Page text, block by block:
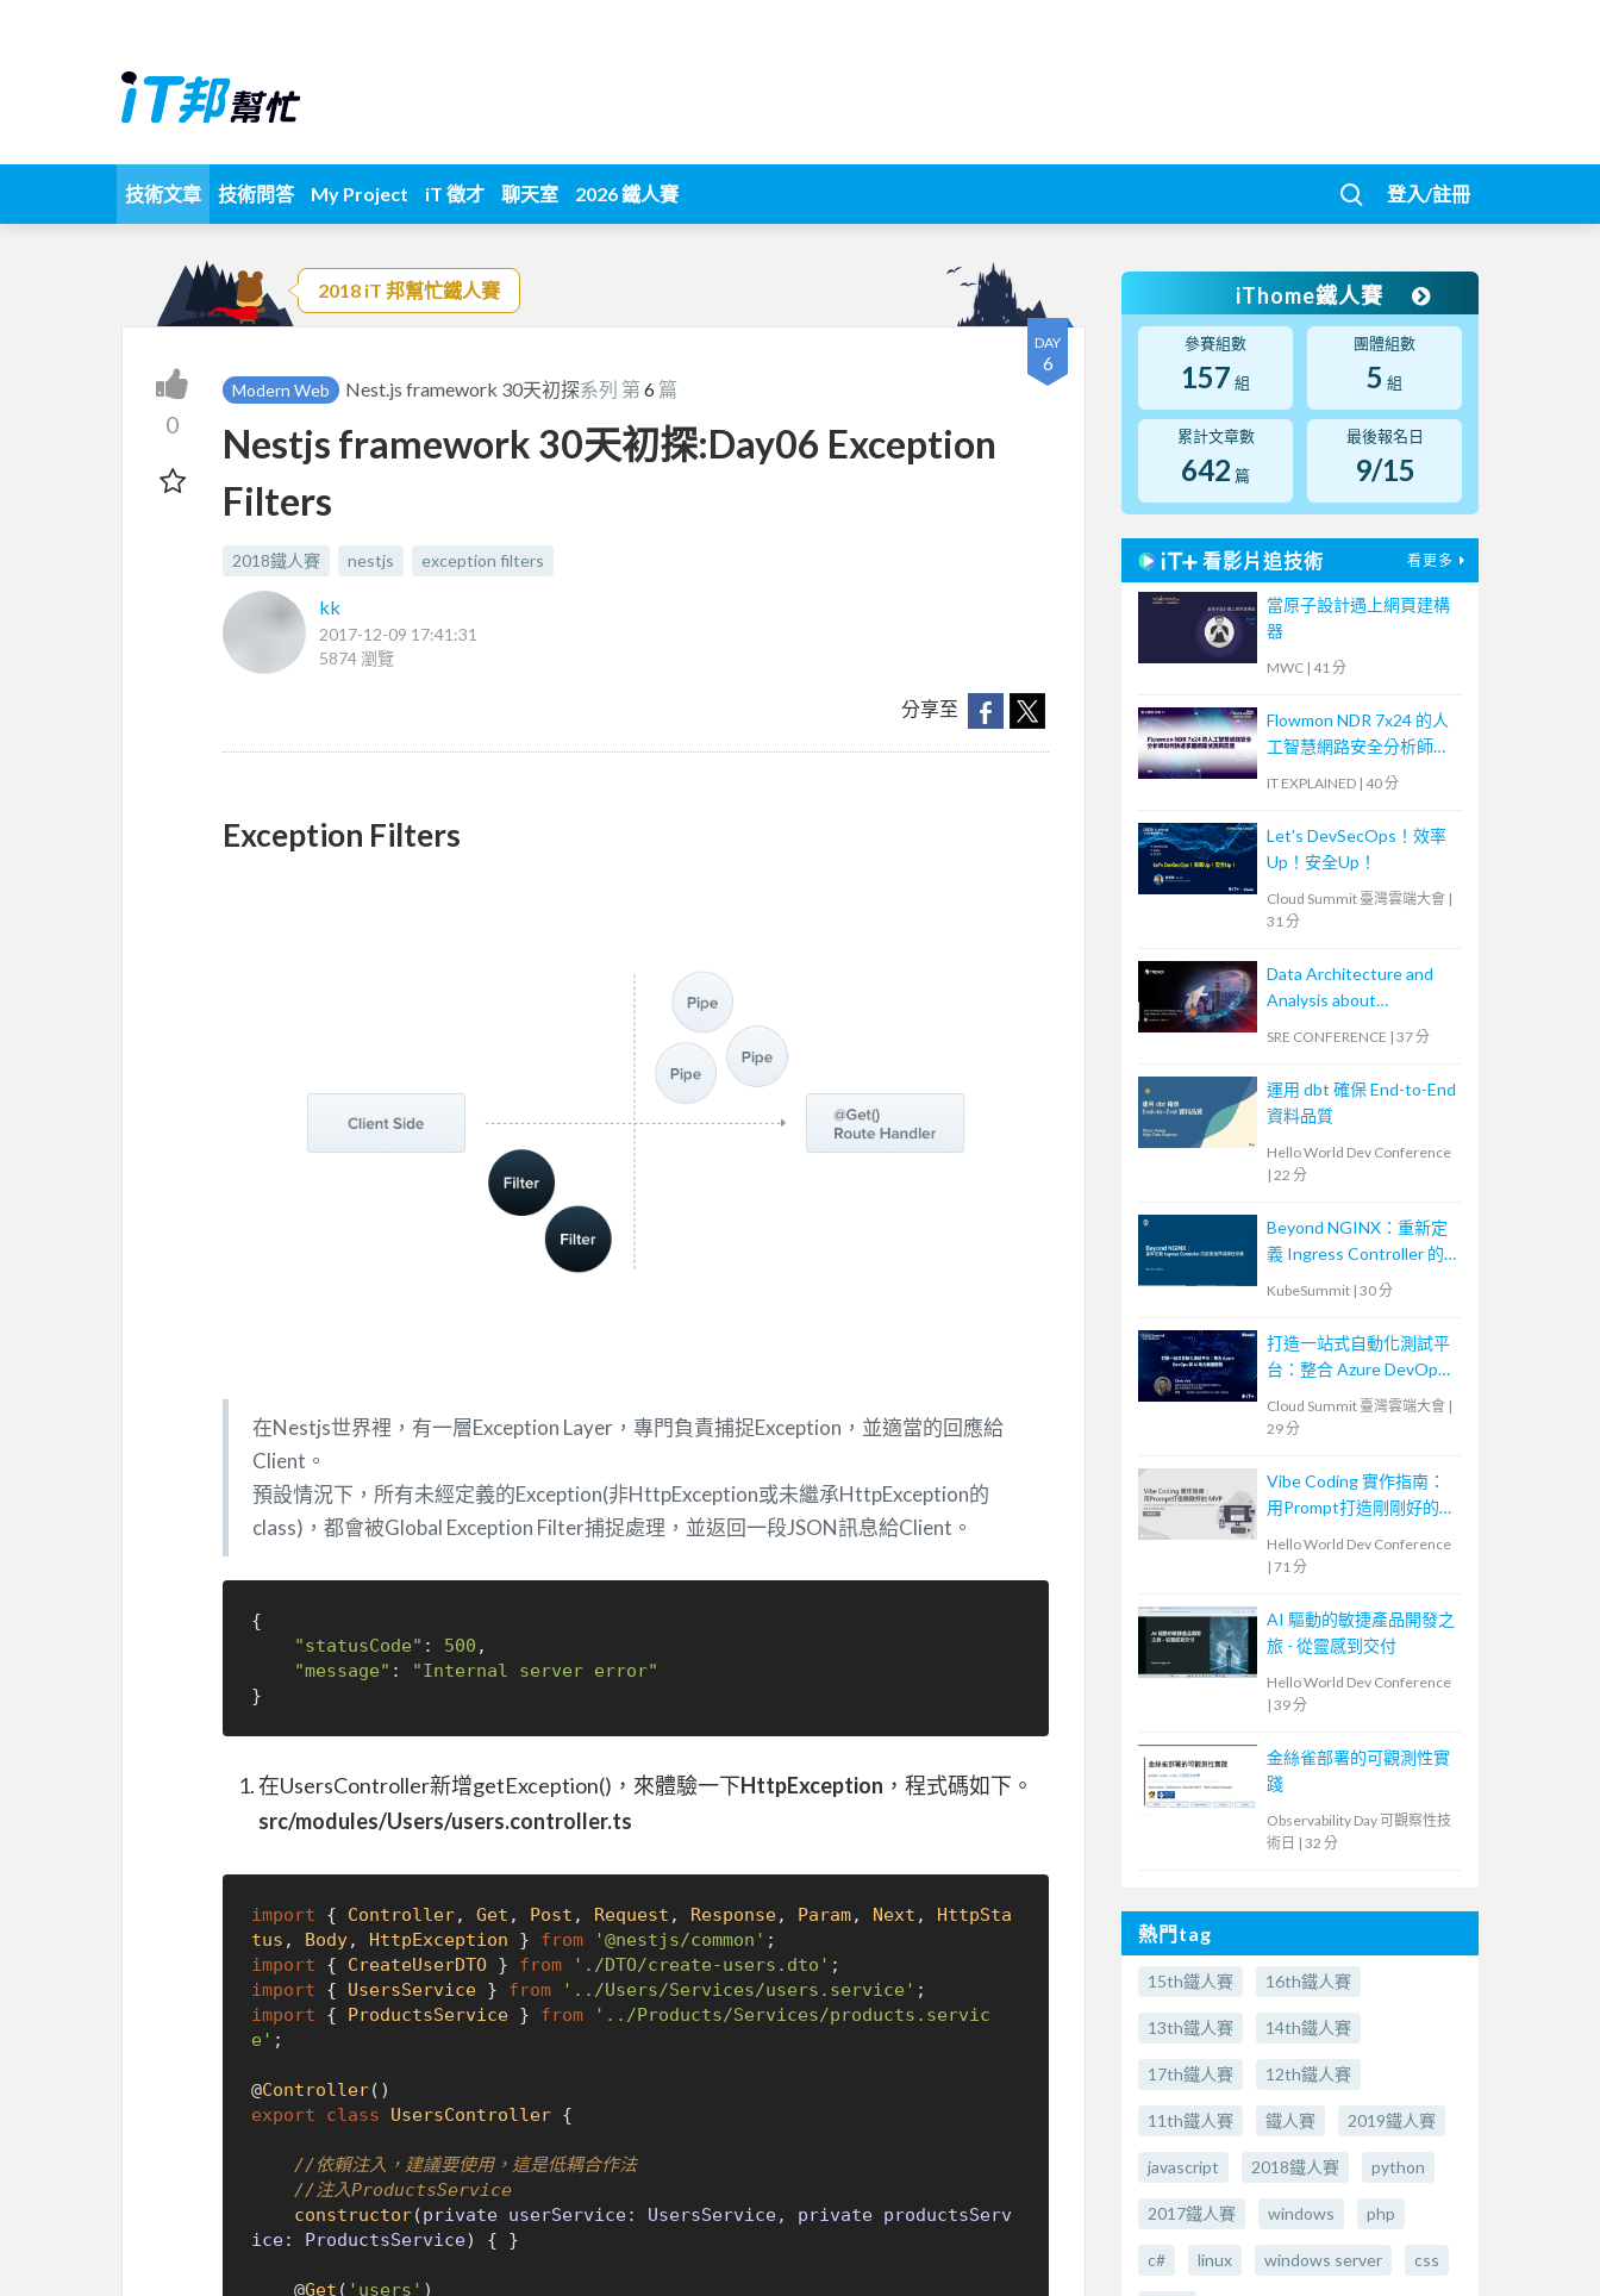
技術文章 技術問答 My Project iT 徵才 聊天室 2026 鐵人賽 登入/註冊
2018 iT 邦幫忙鐵人賽
DAY
6
0
Modern Web Nest.js framework 30天初探系列 第6 篇
Nestjs framework 30天初探:Day06 Exception
Filters
2018鐵人賽 nestjs exception filters
kk
2017-12-09 17:41:31
5874 瀏覽
分享至
Exception Filters
在Nestjs世界裡，有一層Exception Layer，專門負責捕捉Exception，並適當的回應給
Client。
預設情況下，所有未經定義的Exception(非HttpException或未繼承HttpException的
class)，都會被Global Exception Filter捕捉處理，並返回一段JSON訊息給Client。
{
"statusCode" : 500 ,
"message" :
"Internal server error"
在UsersController新增getException()，來體驗一下HttpException ，程式碼如下。
src/modules/Users/users.controller.ts
import { Controller, Get , Post , Request , Response, Param, Next , HttpSta
tus , Body, HttpException } from '@nestjs/common'
import { CreateUserDTO } from './DTO/create-users.dto'
import { UsersService } from '../Users/Services/users.service'
import { ProductsService } from
'../Products/Services/products.servic
e' ;
@Controller
export
class UsersController {
//依賴注入，建議要使用，這是低耦合作法
//注入ProductsService
constructor(private userService: UsersService, private productsServ
ice: ProductsService) { }
    @
Get ( 'users' )
iThome鐵人賽
參賽組數
157 組
團體組數
5 組
累計文章數
642 篇
最後報名日
9/15
看影片追技術 看更多
當原子設計遇上網頁建構
器
MWC | 41 分
Flowmon NDR 7x24 的人
工智慧網路安全分析師如
何快速掌握網路偵測與回
IT EXPLAINED | 40 分
Let's DevSecOps！效率
Up！安全Up！
Cloud Summit 臺灣雲端大會 |
31 分
Data Architecture and
Analysis about
SRE CONFERENCE | 37 分
運用 dbt 確保 End-to-End
資料品質
Hello World Dev Conference
| 22 分
Beyond NGINX：重新定
義 Ingress Controller 的
部署邊界與彈性架構
KubeSummit | 30 分
打造一站式自動化測試平
台：整合 Azure DevOps
與 AI 助力敏捷開發
Cloud Summit 臺灣雲端大會 |
29 分
Vibe Coding 實作指南：
用Prompt打造剛剛好的
Hello World Dev Conference
| 71 分
AI 驅動的敏捷產品開發之
旅 - 從靈感到交付
Hello World Dev Conference
| 39 分
金絲雀部署的可觀測性實
踐
Observability Day 可觀察性技
術日 | 32 分
熱門tag
15th鐵人賽 16th鐵人賽
13th鐵人賽 14th鐵人賽
17th鐵人賽 12th鐵人賽
11th鐵人賽 鐵人賽 2019鐵人賽
javascript 2018鐵人賽 python
2017鐵人賽 windows php
c# linux windows server css